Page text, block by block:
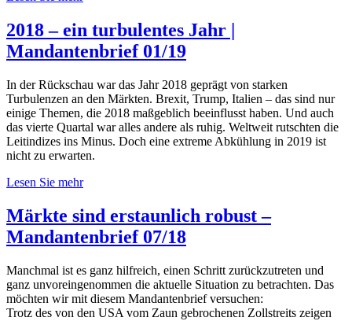
2018 – ein turbulentes Jahr |
Mandantenbrief 01/19
In der Rückschau war das Jahr 2018 geprägt von starken
Turbulenzen an den Märkten. Brexit, Trump, Italien – das sind nur
einige Themen, die 2018 maßgeblich beeinflusst haben. Und auch
das vierte Quartal war alles andere als ruhig. Weltweit rutschten die
Leitindizes ins Minus. Doch eine extreme Abkühlung in 2019 ist
nicht zu erwarten.
Lesen Sie mehr
Märkte sind erstaunlich robust –
Mandantenbrief 07/18
Manchmal ist es ganz hilfreich, einen Schritt zurückzutreten und
ganz unvoreingenommen die aktuelle Situation zu betrachten. Das
möchten wir mit diesem Mandantenbrief versuchen:
Trotz des von den USA vom Zaun gebrochenen Zollstreits zeigen